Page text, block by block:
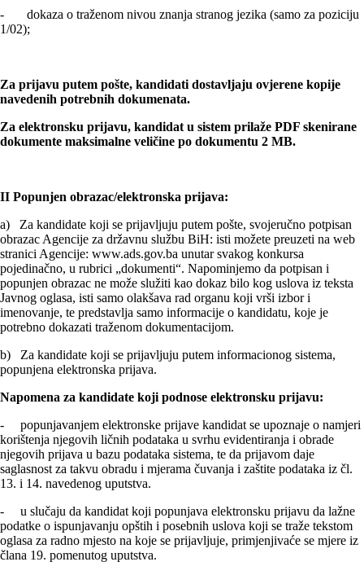
- dokaza o traženom nivou znanja stranog jezika (samo za poziciju
1/02);
Za prijavu putem pošte, kandidati dostavljaju ovjerene kopije
navedenih potrebnih dokumenata.
Za elektronsku prijavu, kandidat u sistem prilaže PDF skenirane
dokumente maksimalne veličine po dokumentu 2 MB.
II Popunjen obrazac/elektronska prijava:
a) Za kandidate koji se prijavljuju putem pošte, svojeručno potpisan
obrazac Agencije za državnu službu BiH: isti možete preuzeti na web
stranici Agencije: www.ads.gov.ba unutar svakog konkursa
pojedinačno, u rubrici „dokumenti“. Napominjemo da potpisan i
popunjen obrazac ne može služiti kao dokaz bilo kog uslova iz teksta
Javnog oglasa, isti samo olakšava rad organu koji vrši izbor i
imenovanje, te predstavlja samo informacije o kandidatu, koje je
potrebno dokazati traženom dokumentacijom.
b) Za kandidate koji se prijavljuju putem informacionog sistema,
popunjena elektronska prijava.
Napomena za kandidate koji podnose elektronsku prijavu:
- popunjavanjem elektronske prijave kandidat se upoznaje o namjeri
korištenja njegovih ličnih podataka u svrhu evidentiranja i obrade
njegovih prijava u bazu podataka sistema, te da prijavom daje
saglasnost za takvu obradu i mjerama čuvanja i zaštite podataka iz čl.
13. i 14. navedenog uputstva.
- u slučaju da kandidat koji popunjava elektronsku prijavu da lažne
podatke o ispunjavanju opštih i posebnih uslova koji se traže tekstom
oglasa za radno mjesto na koje se prijavljuje, primjenjivaće se mjere iz
člana 19. pomenutog uputstva.